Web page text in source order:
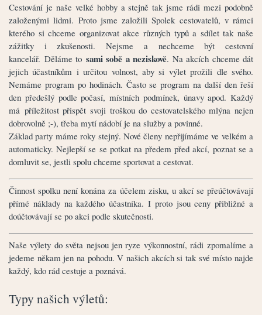
Cestování je naše velké hobby a stejně tak jsme rádi mezi podobně
založenými lidmi. Proto jsme založili Spolek cestovatelů, v rámci
kterého si chceme organizovat akce různých typů a sdílet tak naše
zážitky i zkušenosti. Nejsme a nechceme být cestovní
kancelář. Děláme to sami sobě a neziskově. Na akcích chceme dát
jejich účastníkům i určitou volnost, aby si výlet prožili dle svého.
Nemáme program po hodinách. Často se program na další den řeší
den předešlý podle počasí, místních podmínek, únavy apod. Každý
má příležitost přispět svoji troškou do cestovatelského mlýna nejen
dobrovolně ;-), třeba mytí nádobí je na služby a povinné.
Základ party máme roky stejný. Nové členy nepřijímáme ve velkém a
automaticky. Nejlepší se se potkat na předem před akcí, poznat se a
domluvit se, jestli spolu chceme sportovat a cestovat.
Činnost spolku není konána za účelem zisku, u akcí se přeúčtovávají
přímé náklady na každého účastníka. I proto jsou ceny přibližné a
doúčtovávají se po akci podle skutečnosti.
Naše výlety do světa nejsou jen ryze výkonnostní, rádi zpomalíme a
jedeme někam jen na pohodu. V našich akcích si tak své místo najde
každý, kdo rád cestuje a poznává.
Typy našich výletů: